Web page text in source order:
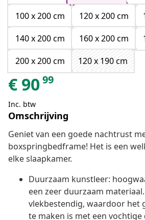
100 x 200 cm
120 x 200 cm
140 x 200 cm
160 x 200 cm
200 x 200 cm
120 x 190 cm
€ 9099
Inc. btw
Omschrijving
Geniet van een goede nachtrust
boxspringbedframe! Het is een
elke slaapkamer.
Duurzaam kunstleer:
een zeer duurzaam
vlekbestendig, waardoor het
te maken is met een